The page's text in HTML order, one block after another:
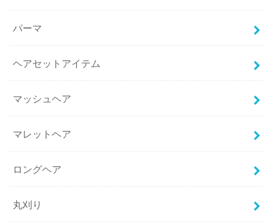
パーマ
ヘアセットアイテム
マッシュヘア
マレットヘア
ロングヘア
丸刈り